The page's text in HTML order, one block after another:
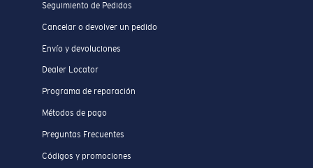
Seguimiento de Pedidos
Cancelar o devolver un pedido
Envío y devoluciones
Dealer Locator
Programa de reparación
Métodos de pago
Preguntas Frecuentes
Códigos y promociones